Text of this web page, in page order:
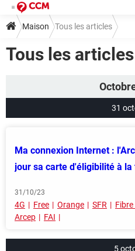
Maison Tous les articles
Tous les
31
Ma connexion Internet :
jour sa carte d'éligibilité à
31/10/23
4G Free Orange SFR
Arcep
FAI
5